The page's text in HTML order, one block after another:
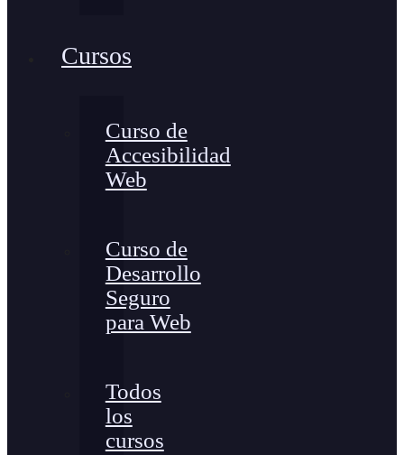
Cursos
Curso de
Accesibilidad
Web
Curso de
Desarrollo
Seguro
para Web
Todos
los
cursos